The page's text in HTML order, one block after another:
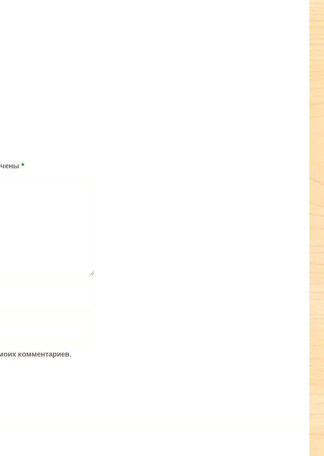
*
комментариев.